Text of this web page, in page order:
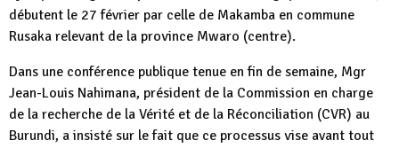
débutent le 27 février par celle de Makamba en commune
Rusaka relevant de la province Mwaro (centre).
Dans une conférence publique tenue en fin de semaine, Mgr
Jean-Louis Nahimana, président de la Commission en charge
de la recherche de la Vérité et de la Réconciliation (CVR) au
Burundi, a insisté sur le fait que ce processus vise avant tout